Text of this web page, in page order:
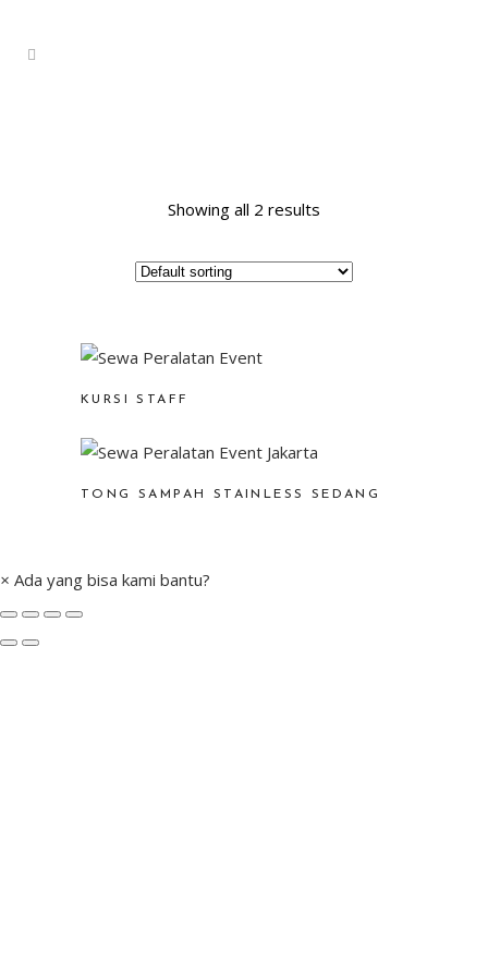
Showing all 2 results
KURSI STAFF
TONG SAMPAH STAINLESS SEDANG
× Ada yang bisa kami bantu?